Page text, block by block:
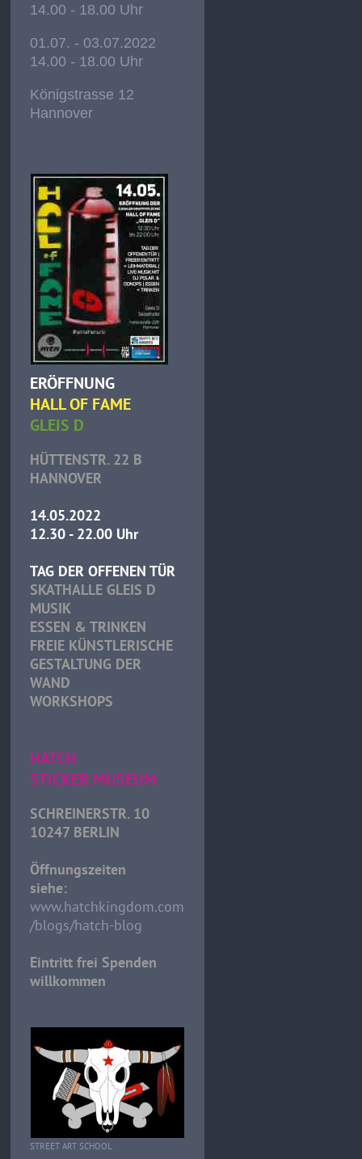
14.00 - 18.00 Uhr
01.07. - 03.07.2022
14.00 - 18.00 Uhr
Königstrasse 12
Hannover
ERÖFFNUNG
HALL OF FAME
GLEIS D
HÜTTENSTR. 22 B
HANNOVER
14.05.2022
12.30 - 22.00 Uhr
TAG DER OFFENEN TÜR
SKATHALLE GLEIS D
MUSIK
ESSEN & TRINKEN
FREIE KÜNSTLERISCHE
GESTALTUNG DER
WAND
WORKSHOPS
HATCH
STICKER MUSEUM
SCHREINERSTR. 10
10247 BERLIN
Öffnungszeiten
siehe:
www.hatchkingdom.com
/blogs/hatch-blog
Eintritt frei Spenden
willkommen
STREET ART SCHOOL